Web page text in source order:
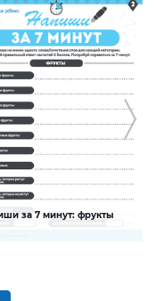
за 7 минут: фрукты